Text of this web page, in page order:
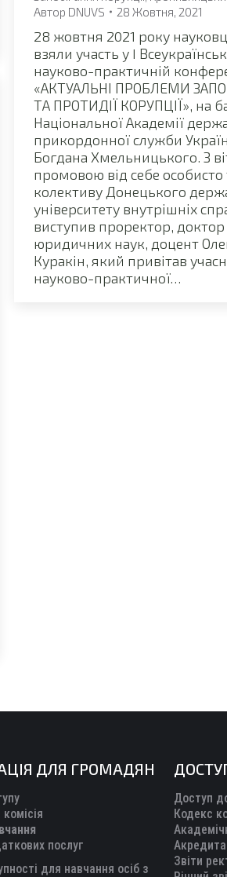
Автор DNUVS 28 Жовтня, 2021
28 жовтня 2021 року
взяли участь у I
науково-практичній
«АКТУАЛЬНІ ПРОБЛЕМИ
ТА ПРОТИДІЇ КОРУПЦІЇ», на
Національної Академії
прикордонної служби
Богдана Хмельницького. З
промовою від себе особисто
колективу Донецького
університету внутрішніх
виступив проректор, доктор
юридичних наук, доцент
Куракін, який привітав
науково-практичної…
ДЛЯ ГРОМАДЯН
послуг
для навчання осіб з
Доступ
Кодекс
Звіти